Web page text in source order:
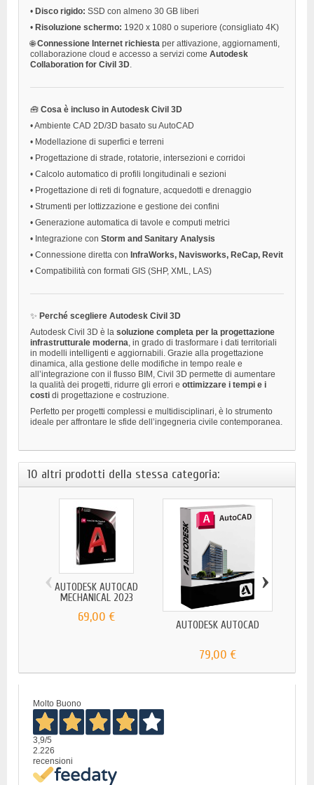
• Disco rigido: SSD con almeno 30 GB liberi
• Risoluzione schermo: 1920 x 1080 o superiore (consigliato 4K)
🌐Connessione Internet richiesta per attivazione, aggiornamenti,
collaborazione cloud e accesso a servizi come Autodesk
Collaboration for Civil 3D.
🧰 Cosa è incluso in Autodesk Civil 3D
•Ambiente CAD 2D/3D basato su AutoCAD
• Modellazione di superfici e terreni
• Progettazione di strade, rotatorie, intersezioni e corridoi
• Calcolo automatico di profili longitudinali e sezioni
• Progettazione di reti di fognature, acquedotti e drenaggio
• Strumenti per lottizzazione e gestione dei confini
• Generazione automatica di tavole e computi metrici
• Integrazione con Storm and Sanitary Analysis
• Connessione diretta con InfraWorks, Navisworks, ReCap, Revit
• Compatibilità con formati GIS (SHP, XML, LAS)
✨ Perché scegliere Autodesk Civil 3D
Autodesk Civil 3D è la soluzione completa per la progettazione
infrastrutturale moderna, in grado di trasformare i dati territoriali
in modelli intelligenti e aggiornabili. Grazie alla progettazione
dinamica, alla gestione delle modifiche in tempo reale e
all’integrazione con il flusso BIM, Civil 3D permette di aumentare
la qualità dei progetti, ridurre gli errori e ottimizzare i tempi e i
costi di progettazione e costruzione.
Perfetto per progetti complessi e multidisciplinari, è lo strumento
ideale per affrontare le sfide dell’ingegneria civile contemporanea.
10 altri prodotti della stessa categoria:
AUTODESK AUTOCAD
MECHANICAL 2023
69,00 €
AUTODESK AUTOCAD
79,00 €
‹ ›
Molto Buono
3,9/5
2.226
recensioni